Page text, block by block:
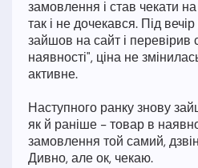
замовлення і став чекати
так і не дочекався. Під
зайшов на сайт і перевірив
наявності", ціна не
активне.
Наступного ранку знову
як й раніше - товар в
замовлення той самий,
Дивно, але ок, чекаю.